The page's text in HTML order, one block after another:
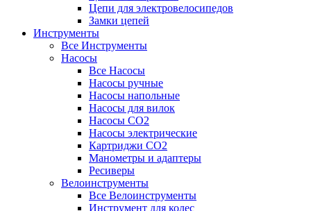
Цепи для электровелосипедов
Замки цепей
Инструменты
Все Инструменты
Насосы
Все Насосы
Насосы ручные
Насосы напольные
Насосы для вилок
Насосы CO2
Насосы электрические
Картриджи CO2
Манометры и адаптеры
Ресиверы
Велоинструменты
Все Велоинструменты
Инструмент для колес